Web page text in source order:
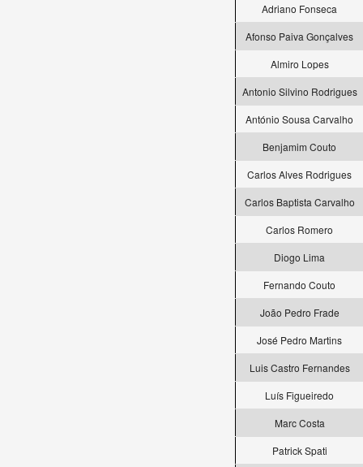
Adriano Fonseca
Afonso Paiva Gonçalves
Almiro Lopes
Antonio Silvino Rodrigues
António Sousa Carvalho
Benjamim Couto
Carlos Alves Rodrigues
Carlos Baptista Carvalho
Carlos Romero
Diogo Lima
Fernando Couto
João Pedro Frade
José Pedro Martins
Luis Castro Fernandes
Luís Figueiredo
Marc Costa
Patrick Spati